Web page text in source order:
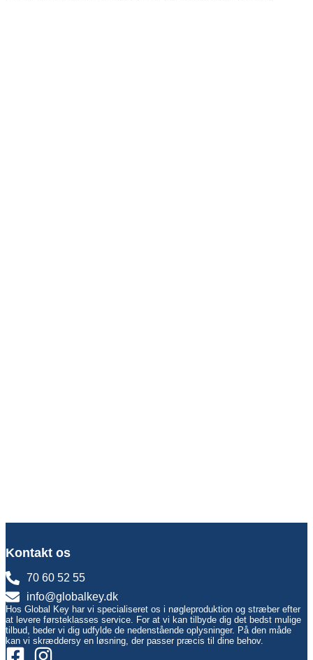
Kontakt os
70 60 52 55
info@globalkey.dk
Hos Global Key har vi specialiseret os i nøgleproduktion og stræber efter
at levere førsteklasses service. For at vi kan tilbyde dig det bedst mulige
tilbud, beder vi dig udfylde de nedenstående oplysninger. På den måde
kan vi skræddersy en løsning, der passer præcis til dine behov.